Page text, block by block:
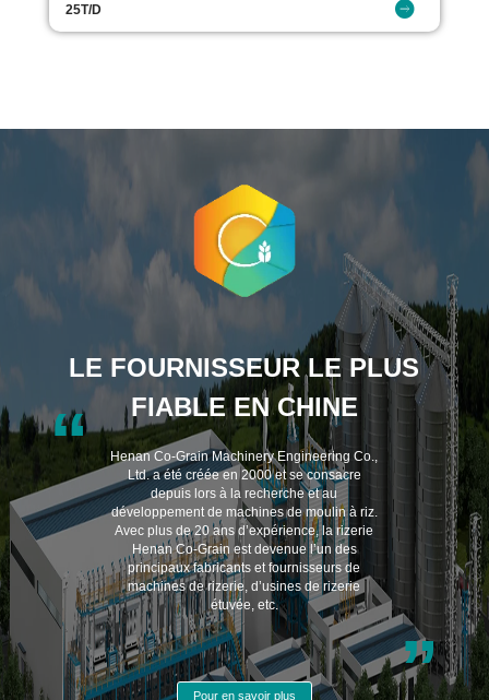
25T/D
LE FOURNISSEUR LE PLUS
FIABLE EN CHINE
“
Henan Co-Grain Machinery Engineering Co.,
Ltd. a été créée en 2000 et se consacre
depuis lors à la recherche et au
développement de machines de moulin à riz.
Avec plus de 20 ans d’expérience, la rizerie
Henan Co-Grain est devenue l’un des
principaux fabricants et fournisseurs de
machines de rizerie, d’usines de rizerie
étuvée, etc.
”
Pour en savoir plus